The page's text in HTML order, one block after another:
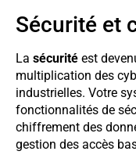
Sécurité et
La sécurité est
multiplication des
industrielles. Votre
fonctionnalités de
chiffrement des
gestion des accès